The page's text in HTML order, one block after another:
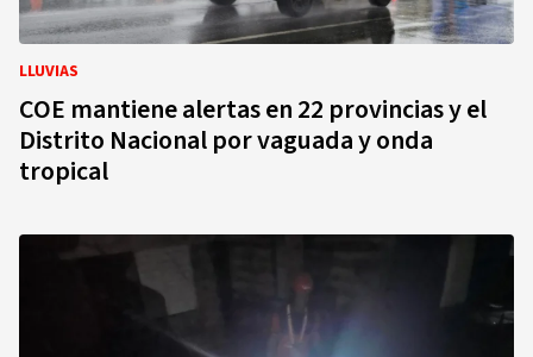
LLUVIAS
COE mantiene alertas en 22 provincias y el
Distrito Nacional por vaguada y onda
tropical